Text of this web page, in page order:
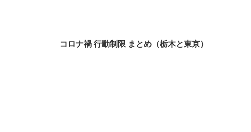
コロナ禍 行動制限 まとめ（栃木と東京）